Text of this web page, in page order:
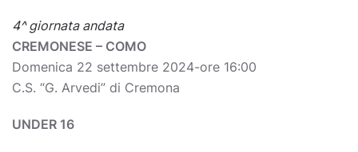
4^ giornata andata
CREMONESE – COMO
Domenica 22 settembre 2024-ore 16:00
C.S. “G. Arvedi” di Cremona
UNDER 16